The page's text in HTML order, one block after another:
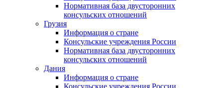
Нормативная база двусторонних
консульских отношений
Грузия
Информация о стране
Консульские учреждения России
Нормативная база двусторонних
консульских отношений
Дания
Информация о стране
Консульские учреждения России